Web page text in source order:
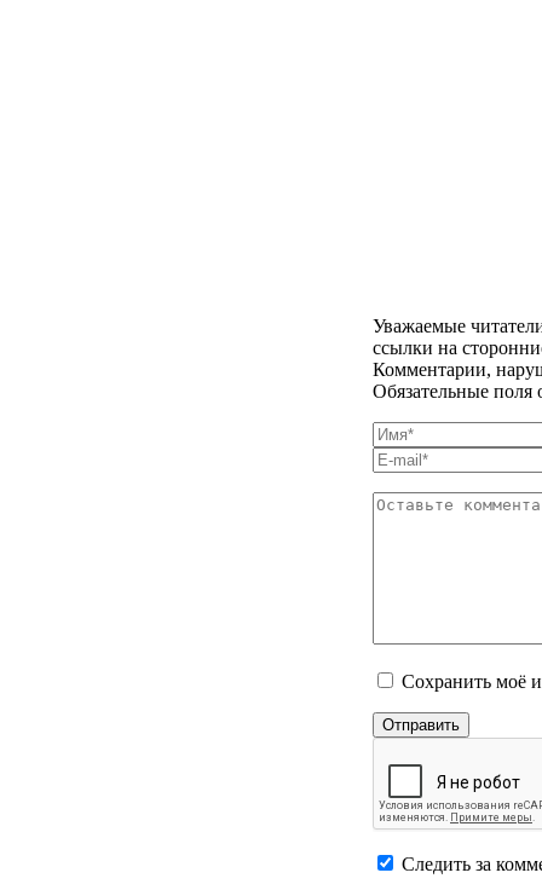
Уважаемые
ссылки на
Комментарии,
Обязательные поля
Сохранить моё
Следить за